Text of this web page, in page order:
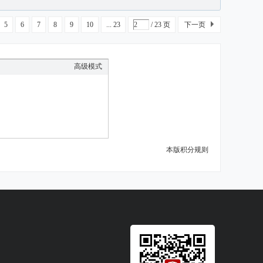
5 6 7 8 9 10 ... 23 / 23 页 下一页
高级模式
本版积分规则